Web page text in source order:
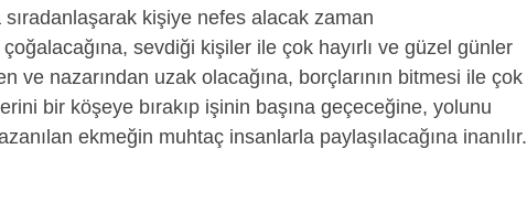
kişiye nefes alacak zaman
sevdiği kişiler ile çok hayırlı ve güzel günler
ve nazarından uzak olacağına, borçlarının bitmesi ile çok
bir köşeye bırakıp işinin başına geçeceğine, yolunu
ekmeğin muhtaç insanlarla paylaşılacağına inanılır.